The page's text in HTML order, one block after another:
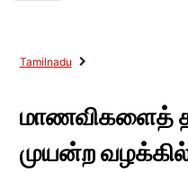
Tamilnadu
மாணவிகளைத்
முயன்ற வழக்கில்